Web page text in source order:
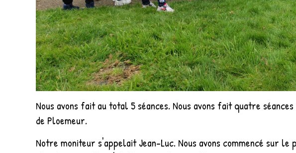
Nous avons fait au total 5 séances. Nous avons fait quatre
de Ploemeur.
Notre moniteur s'appelait Jean-Luc. Nous avons commencé sur